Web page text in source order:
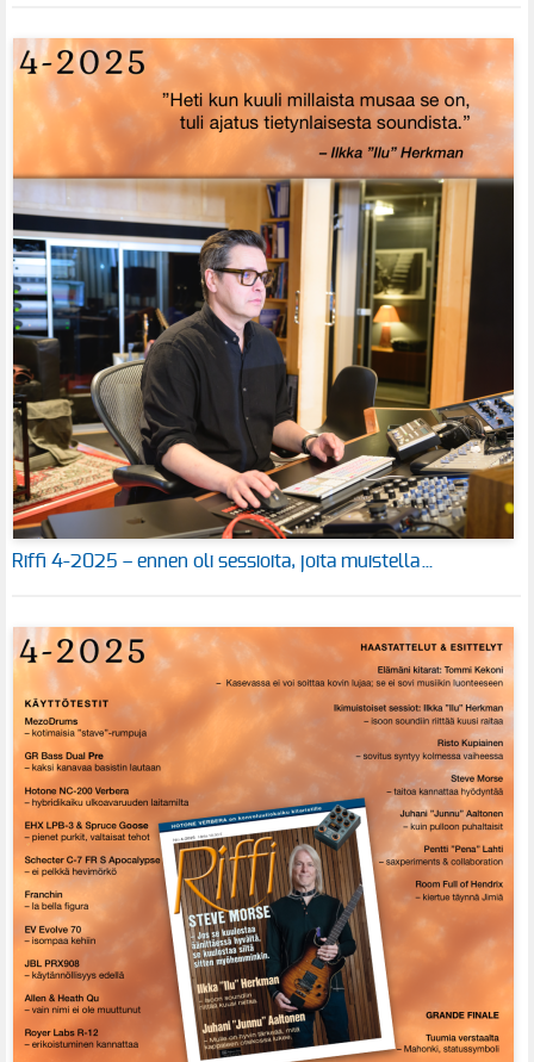
Riffi 4-2025 – ennen oli sessioita, joita muistella…